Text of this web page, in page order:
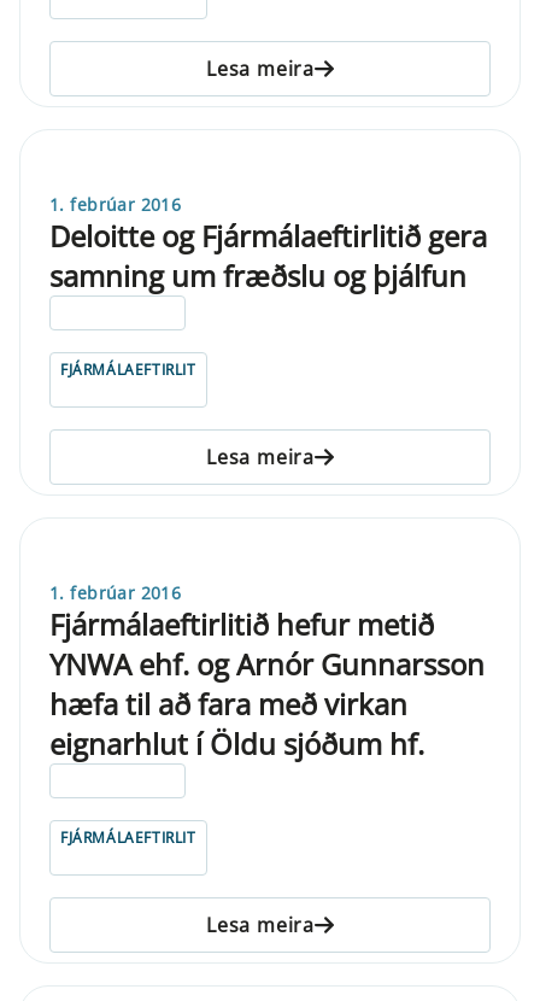
Lesa meira
1. febrúar 2016
Deloitte og Fjármálaeftirlitið gera
samning um fræðslu og þjálfun
FJÁRMÁLAEFTIRLIT
Lesa meira
1. febrúar 2016
Fjármálaeftirlitið hefur metið
YNWA ehf. og Arnór Gunnarsson
hæfa til að fara með virkan
eignarhlut í Öldu sjóðum hf.
FJÁRMÁLAEFTIRLIT
Lesa meira